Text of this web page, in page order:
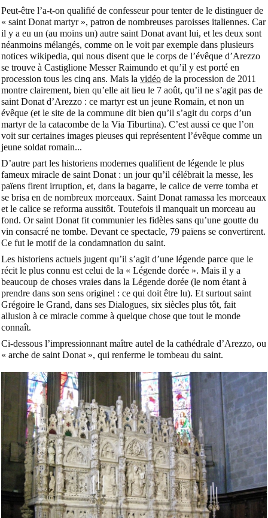
Peut-être l’a-t-on qualifié de confesseur pour tenter de le distinguer de
« saint Donat martyr », patron de nombreuses paroisses italiennes. Car
il y a eu un (au moins un) autre saint Donat avant lui, et les deux sont
néanmoins mélangés, comme on le voit par exemple dans plusieurs
notices wikipedia, qui nous disent que le corps de l’évêque d’Arezzo
se trouve à Castiglione Messer Raimundo et qu’il y est porté en
procession tous les cinq ans. Mais la vidéo de la procession de 2011
montre clairement, bien qu’elle ait lieu le 7 août, qu’il ne s’agit pas de
saint Donat d’Arezzo : ce martyr est un jeune Romain, et non un
évêque (et le site de la commune dit bien qu’il s’agit du corps d’un
martyr de la catacombe de la Via Tiburtina). C’est aussi ce que l’on
voit sur certaines images pieuses qui représentent l’évêque comme un
jeune soldat romain...
D’autre part les historiens modernes qualifient de légende le plus
fameux miracle de saint Donat : un jour qu’il célébrait la messe, les
païens firent irruption, et, dans la bagarre, le calice de verre tomba et
se brisa en de nombreux morceaux. Saint Donat ramassa les morceaux
et le calice se reforma aussitôt. Toutefois il manquait un morceau au
fond. Or saint Donat fit communier les fidèles sans qu’une goutte du
vin consacré ne tombe. Devant ce spectacle, 79 païens se convertirent.
Ce fut le motif de la condamnation du saint.
Les historiens actuels jugent qu’il s’agit d’une légende parce que le
récit le plus connu est celui de la « Légende dorée ». Mais il y a
beaucoup de choses vraies dans la Légende dorée (le nom étant à
prendre dans son sens originel : ce qui doit être lu). Et surtout saint
Grégoire le Grand, dans ses Dialogues, six siècles plus tôt, fait
allusion à ce miracle comme à quelque chose que tout le monde
connaît.
Ci-dessous l’impressionnant maître autel de la cathédrale d’Arezzo, ou
« arche de saint Donat », qui renferme le tombeau du saint.